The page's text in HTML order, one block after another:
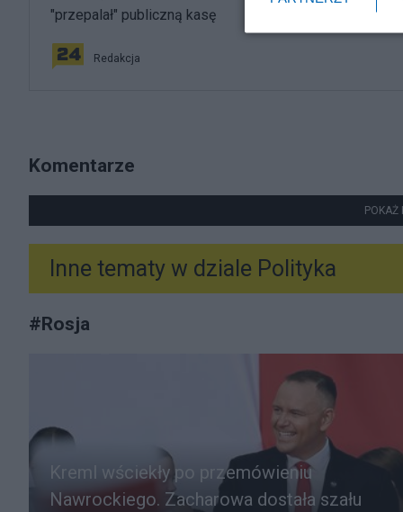
"przepalał" publiczną kasę
Redakcja
Komentarze
POKAŻ
Inne tematy w dziale Polityka
#Rosja
Kreml wściekły po przemówieniu
Nawrockiego. Zacharowa dostała szału